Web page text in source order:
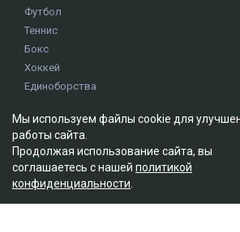
Футбол
Теннис
Бокс
Хоккей
Единоборства
Олимпиада
Редакция
О проекте
Мы используем файлы cookie для
работы сайта.
Продолжая использование сайта, вы
соглашаетесь с нашей политикой
конфиденциальности